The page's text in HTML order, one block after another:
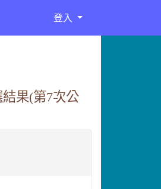
登入
果(第7次公